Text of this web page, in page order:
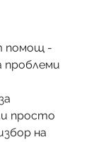
помощ -
проблеми
просто
на